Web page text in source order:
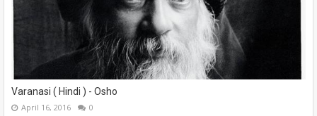
Varanasi ( Hindi ) - Osho
April 16, 2016 0